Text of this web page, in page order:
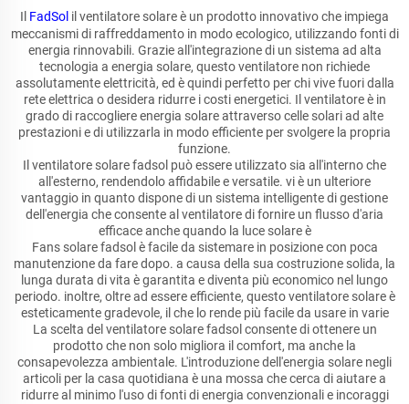
Il FadSol il ventilatore solare è un prodotto innovativo che impiega
meccanismi di raffreddamento in modo ecologico, utilizzando fonti di
energia rinnovabili. Grazie all'integrazione di un sistema ad alta
tecnologia a energia solare, questo ventilatore non richiede
assolutamente elettricità, ed è quindi perfetto per chi vive fuori dalla
rete elettrica o desidera ridurre i costi energetici. Il ventilatore è in
grado di raccogliere energia solare attraverso celle solari ad alte
prestazioni e di utilizzarla in modo efficiente per svolgere la propria
funzione.
Il ventilatore solare fadsol può essere utilizzato sia all'interno che
all'esterno, rendendolo affidabile e versatile. vi è un ulteriore
vantaggio in quanto dispone di un sistema intelligente di gestione
dell'energia che consente al ventilatore di fornire un flusso d'aria
efficace anche quando la luce solare è
Fans solare fadsol è facile da sistemare in posizione con poca
manutenzione da fare dopo. a causa della sua costruzione solida, la
lunga durata di vita è garantita e diventa più economico nel lungo
periodo. inoltre, oltre ad essere efficiente, questo ventilatore solare è
esteticamente gradevole, il che lo rende più facile da usare in varie
La scelta del ventilatore solare fadsol consente di ottenere un
prodotto che non solo migliora il comfort, ma anche la
consapevolezza ambientale. L'introduzione dell'energia solare negli
articoli per la casa quotidiana è una mossa che cerca di aiutare a
ridurre al minimo l'uso di fonti di energia convenzionali e incoraggi